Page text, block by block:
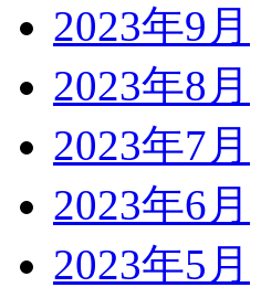
2023年9月
2023年8月
2023年7月
2023年6月
2023年5月